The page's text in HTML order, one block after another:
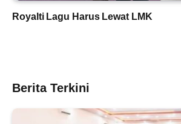
Royalti Lagu Harus Lewat LMK
Berita Terkini